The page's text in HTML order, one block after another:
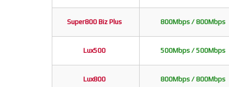
Super800 Biz Plus 800Mbps / 800Mbps
Lux500 500Mbps / 500Mbps
Lux800 800Mbps / 800Mbps